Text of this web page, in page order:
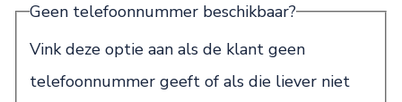
Geen telefoonnummer beschikbaar?
Vink deze optie aan als de klant geen
telefoonnummer geeft of als die liever niet